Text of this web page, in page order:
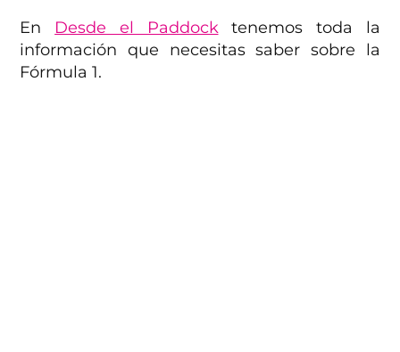
En Desde el Paddocktenemos toda la
información que necesitas saber sobre la
Fórmula 1.